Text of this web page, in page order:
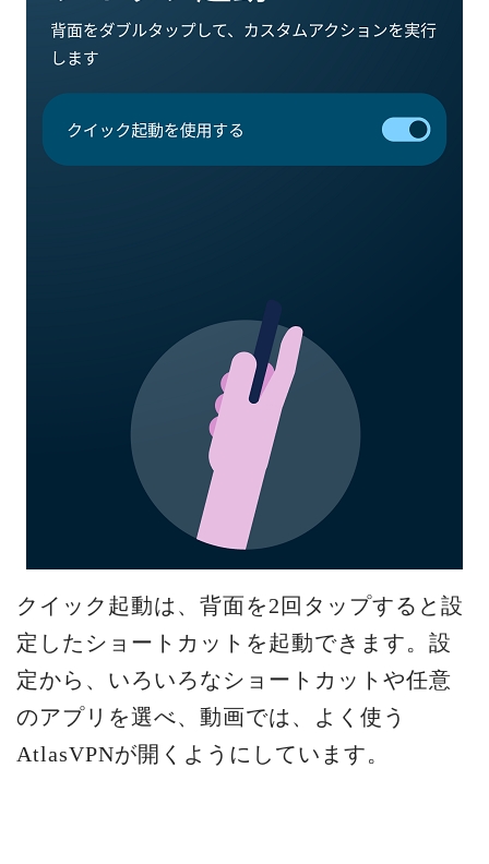
クイック起動は、背面を2回タップすると設
定したショートカットを起動できます。設
定から、いろいろなショートカットや任意
のアプリを選べ、動画では、よく使う
AtlasVPNが開くようにしています。